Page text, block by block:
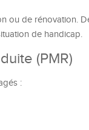
ou de rénovation.
de handicap.
(PMR)
: